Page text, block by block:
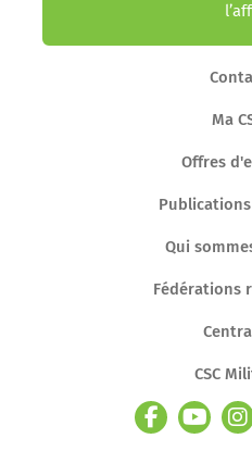
Ma
Offres
Qui
Fédérations
CSC